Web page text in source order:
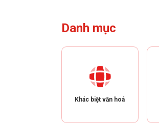
Danh mục
Khác biệt văn hoá